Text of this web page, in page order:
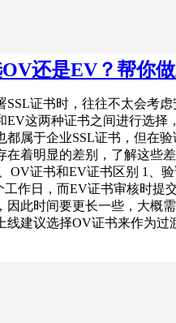
还是EV？帮你
SSL证书时，往往不太会考
EV这两种证书之间进行选择
都属于企业SSL证书，但在
在着明显的差别，了解这些
证书和EV证书区别 1、验
作日，而EV证书审核时提
因此时间要更长一些，大概
线建议选择OV证书来作为